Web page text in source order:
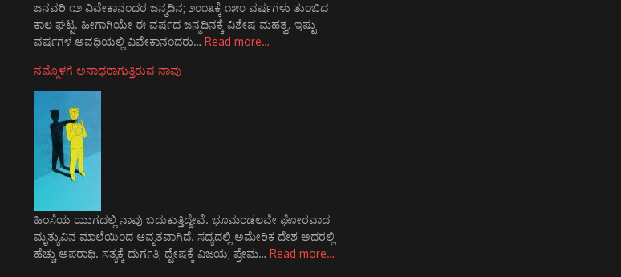
ಜನವರಿ ೧೨ ವಿವೇಕಾನಂದರ ಜನ್ಮದಿನ; ೨೦೧೩ಕ್ಕೆ ೧೫೦ ವರ್ಷಗಳು ತುಂಬಿದ
ಕಾಲ ಘಟ್ಟ. ಹೀಗಾಗಿಯೇ ಈ ವರ್ಷದ ಜನ್ಮದಿನಕ್ಕೆ ವಿಶೇಷ ಮಹತ್ವ. ಇಷ್ಟು
ವರ್ಷಗಳ ಅವಧಿಯಲ್ಲಿ ವಿವೇಕಾನಂದರು… Read more…
ನಮ್ಮೊಳಗೆ ಅನಾಥರಾಗುತ್ತಿರುವ ನಾವು
ಹಿಂಸೆಯ ಯುಗದಲ್ಲಿ ನಾವು ಬದುಕುತ್ತಿದ್ದೇವೆ. ಭೂಮಂಡಲವೇ ಘೋರವಾದ
ಮೃತ್ಯುವಿನ ಮಾಲೆಯಿಂದ ಆವೃತವಾಗಿದೆ. ಸದ್ಯದಲ್ಲಿ ಅಮೇರಿಕ ದೇಶ ಅದರಲ್ಲಿ
ಹೆಚ್ಚು ಅಪರಾಧಿ. ಸತ್ಯಕ್ಕೆ ದುರ್ಗತಿ; ದ್ವೇಷಕ್ಕೆ ವಿಜಯ; ಪ್ರೇಮ… Read more…